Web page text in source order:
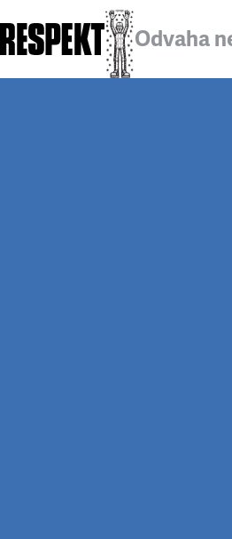
Odvaha